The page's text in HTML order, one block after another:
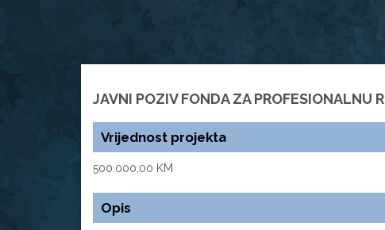
JAVNI POZIV FONDA ZA PROFESIONALNU
Vrijednost projekta
500.000,00 KM
Opis